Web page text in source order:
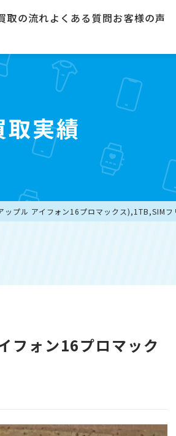
取の流れよくある質問お客様の声
取実績
プル アイフォン16プロマックス),1TB,SIMフ
ォン16プロマック